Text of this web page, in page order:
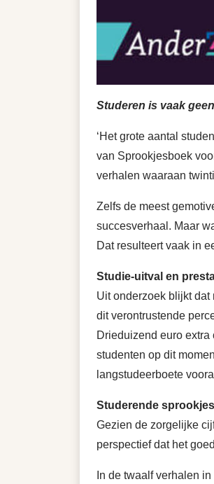
Studeren is vaak
‘Het grote aantal
van Sprookjesboek
verhalen waaraan
Zelfs de meest
succesverhaal. Maar
Dat resulteert vaak in
Studie-uitval en
Uit onderzoek blijkt
dit verontrustende
Drieduizend euro
studenten op dit
langstudeerboete
Studerende
Gezien de zorgelijke
perspectief dat het
In de twaalf verhalen